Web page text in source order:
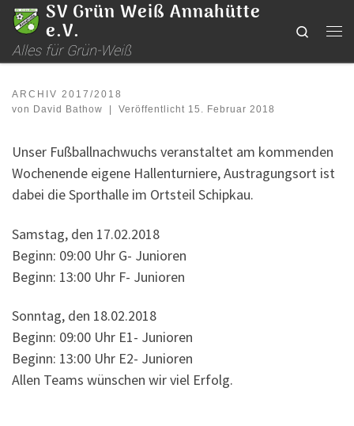
Zum Inhalt springen
SV Grün Weiß Annahütte
e.V.
Alles für Grün-Weiß
Search
ARCHIV 2017/2018
von David Bathow Veröffentlicht 15. Februar 2018
Unser Fußballnachwuchs veranstaltet am kommenden
Wochenende eigene Hallenturniere, Austragungsort ist
dabei die Sporthalle im Ortsteil Schipkau.
Samstag, den 17.02.2018
Beginn: 09:00 Uhr G- Junioren
Beginn: 13:00 Uhr F- Junioren
Sonntag, den 18.02.2018
Beginn: 09:00 Uhr E1- Junioren
Beginn: 13:00 Uhr E2- Junioren
Allen Teams wünschen wir viel Erfolg.